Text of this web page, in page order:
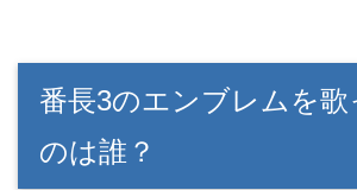
番長3のエンブレムを歌
のは誰？